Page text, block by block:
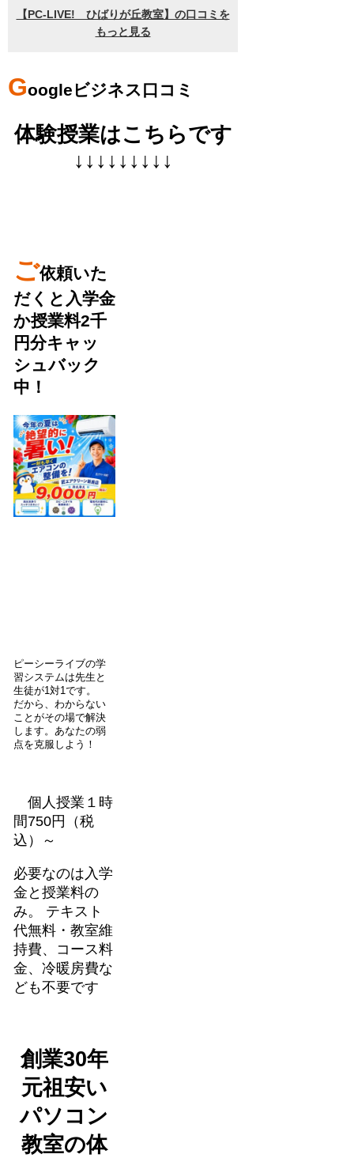
Googleビジネス口コミ
体験授業はこちらです
↓↓↓↓↓↓↓↓↓
ご依頼いた
だくと入学金
か授業料2千
円分キャッ
シュバック
中！
ピーシーライブの学
習システムは先生と
生徒が1対1です。
だから、わからない
ことがその場で解決
します。あなたの弱
点を克服しよう！
個人授業１時
間750円（税
込）～
必要なのは入学
金と授業料の
み。 テキスト
代無料・教室維
持費、コース料
金、冷暖房費な
ども不要です
創業30年
元祖安い
パソコン
教室の体